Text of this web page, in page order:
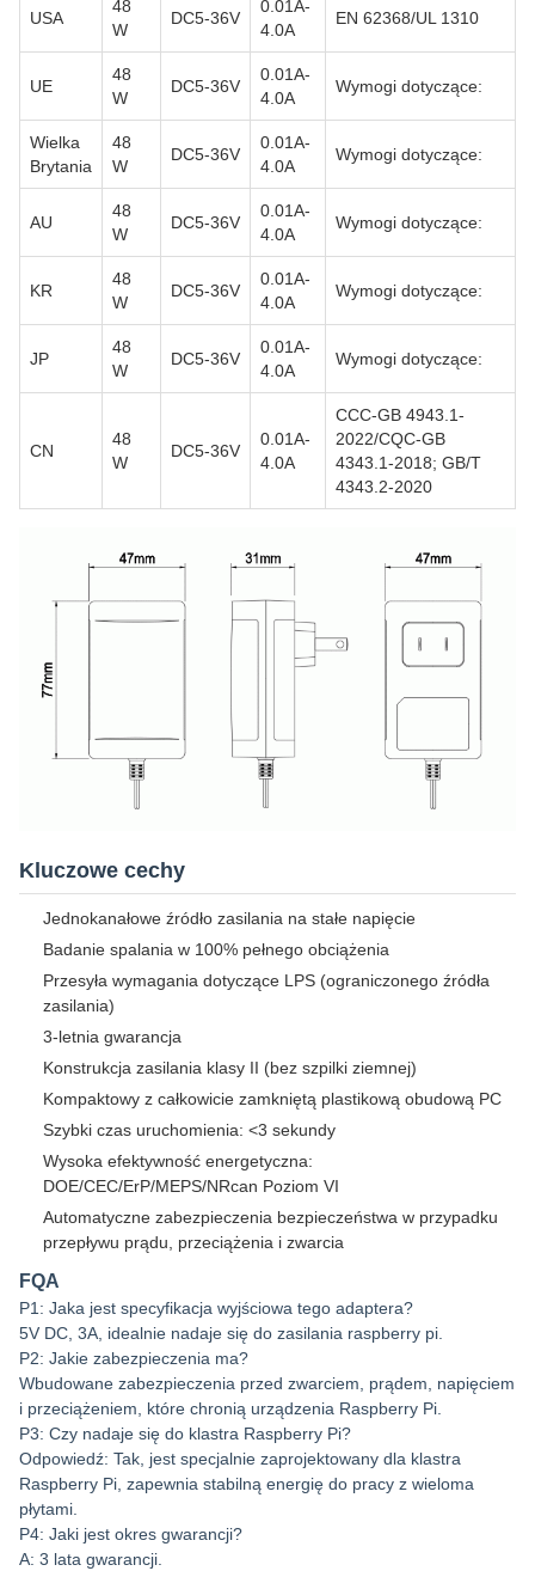
USA
48
W
DC5-36V
0.01A-
4.0A
EN 62368/UL 1310
UE
48
W
DC5-36V
0.01A-
4.0A
Wymogi dotyczące:
Wielka
Brytania
48
W
DC5-36V
0.01A-
4.0A
Wymogi dotyczące:
AU
48
W
DC5-36V
0.01A-
4.0A
Wymogi dotyczące:
KR
48
W
DC5-36V
0.01A-
4.0A
Wymogi dotyczące:
JP
48
W
DC5-36V
0.01A-
4.0A
Wymogi dotyczące:
CN
48
W
DC5-36V
0.01A-
4.0A
CCC-GB 4943.1-
2022/CQC-GB
4343.1-2018; GB/T
4343.2-2020
Kluczowe cechy
Jednokanałowe źródło zasilania na stałe napięcie
Badanie spalania w 100% pełnego obciążenia
Przesyła wymagania dotyczące LPS (ograniczonego źródła
zasilania)
3-letnia gwarancja
Konstrukcja zasilania klasy II (bez szpilki ziemnej)
Kompaktowy z całkowicie zamkniętą plastikową obudową PC
Szybki czas uruchomienia: <3 sekundy
Wysoka efektywność energetyczna:
DOE/CEC/ErP/MEPS/NRcan Poziom VI
Automatyczne zabezpieczenia bezpieczeństwa w przypadku
przepływu prądu, przeciążenia i zwarcia
FQA
P1: Jaka jest specyfikacja wyjściowa tego adaptera?
5V DC, 3A, idealnie nadaje się do zasilania raspberry pi.
P2: Jakie zabezpieczenia ma?
Wbudowane zabezpieczenia przed zwarciem, prądem, napięciem
i przeciążeniem, które chronią urządzenia Raspberry Pi.
P3: Czy nadaje się do klastra Raspberry Pi?
Odpowiedź: Tak, jest specjalnie zaprojektowany dla klastra
Raspberry Pi, zapewnia stabilną energię do pracy z wieloma
płytami.
P4: Jaki jest okres gwarancji?
A: 3 lata gwarancji.